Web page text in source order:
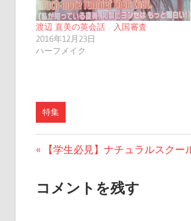
渡辺 直美の英会話 入国審査
2016年12月23日
ハーフメイク
特集
投
ナ
前
投
【学生必見】ナチュラルスクー
コメントを残す